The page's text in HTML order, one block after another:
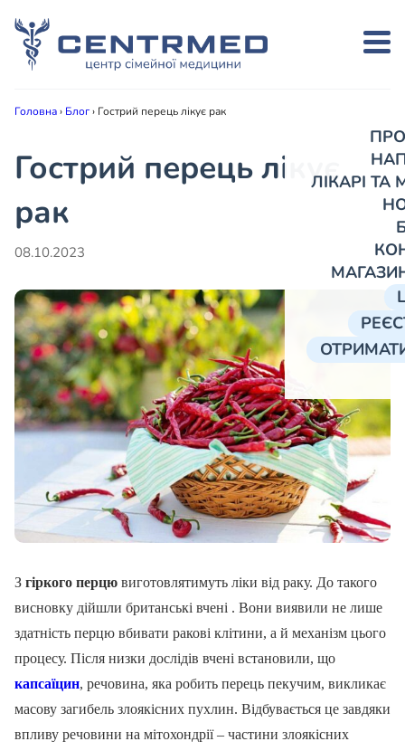
ЛІКАРІ
Головна› Блог› Гострий перець лікує рак
Гострий перець лікує
рак
08.10.2023
З гіркого перцю виготовлятимуть ліки від раку. До такого
висновку дійшли британські вчені . Вони виявили не лише
здатність перцю вбивати ракові клітини, а й механізм цього
процесу. Після низки дослідів вчені встановили, що
капсаїцин, речовина, яка робить перець пекучим, викликає
масову загибель злоякісних пухлин. Відбувається це завдяки
впливу речовини на мітохондрії – частини злоякісних